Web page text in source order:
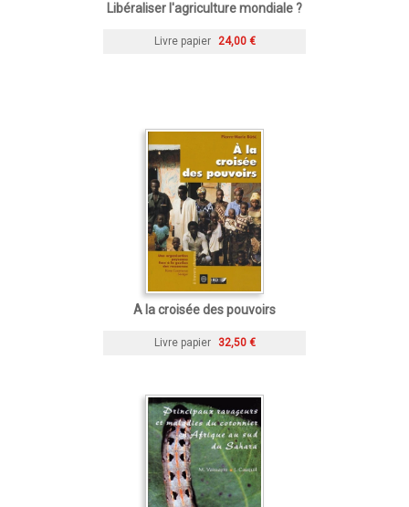
Libéraliser l'agriculture mondiale ?
Livre papier 24,00 €
A la croisée des pouvoirs
Livre papier 32,50 €